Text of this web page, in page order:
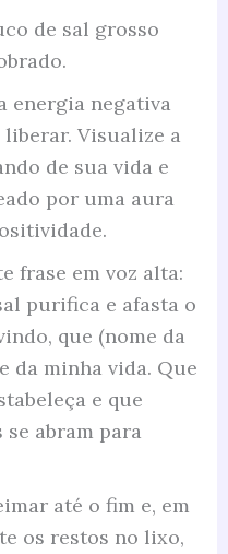
de sal grosso
energia negativa
liberar. Visualize a
de sua vida e
por uma aura
frase em voz alta:
purifica e afasta o
que (nome da
da minha vida. Que
e que
abram para
até o fim e, em
os restos no lixo,